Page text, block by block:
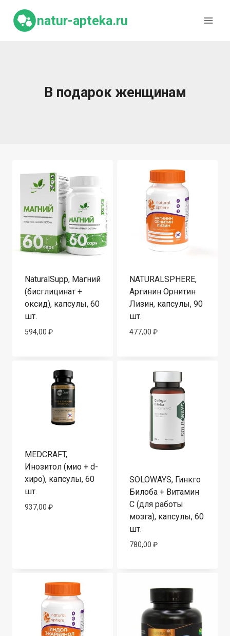
содержимому
natur-apteka.ru
В подарок женщинам
NaturalSupp, Магний
(бисглицинат +
оксид), капсулы, 60
шт.
594,00 ₽
NATURALSPHERE,
Аргинин Орнитин
Лизин, капсулы, 90
шт.
477,00 ₽
MEDCRAFT,
Инозитол (мио + d-
хиро), капсулы, 60
шт.
937,00 ₽
SOLOWAYS, Гинкго
Билоба + Витамин
С (для работы
мозга), капсулы, 60
шт.
780,00 ₽